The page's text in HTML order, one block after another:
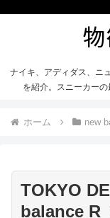
ナイキ、アディダス、ニ
を紹介。スニーカー
ホーム new
TOKYO
balance